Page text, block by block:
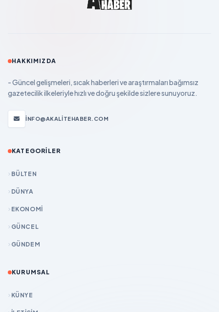
HAKKIMIZDA
- Güncel gelişmeleri, sıcak haberleri ve araştırmaları bağımsız
gazetecilik ilkeleriyle hızlı ve doğru şekilde sizlere sunuyoruz.
INFO@AKALITEHABER.COM
KATEGORILER
BÜLTEN
DÜNYA
EKONOMİ
GÜNCEL
GÜNDEM
KURUMSAL
KÜNYE